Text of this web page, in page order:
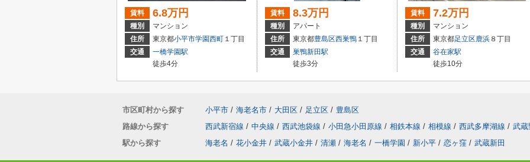
賃料 6.8万円
種別
マンション
住所
東京都小平市学園西町 １丁目
交通
一橋学園駅
徒歩4分
賃料 8.3万円
種別
アパート
住所
東京都豊島区西巣鴨 １丁目
交通
巣鴨新田駅
徒歩3分
賃料 7.2万円
種別
マンション
住所
東京都足立区鹿浜 ８丁目
交通
谷在家駅
徒歩10分
市区町村から探す 小平市 / 海老名市 / 大田区 / 足立区 / 豊島区
路線から探す
西武新宿線 / 中央線 / 西武池袋線 / 小田急小田原線 / 相鉄本線 / 相模線 / 西武多摩湖線 / 武蔵
駅から探す
海老名 / 花小金井 / 武蔵小金井 / 清瀬 / 海老名 / 一橋学園 / 新小平 / 恋ヶ窪 / 武蔵新田